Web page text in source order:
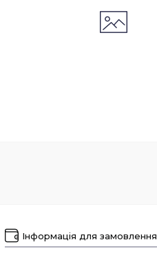
Інформація для замовлення